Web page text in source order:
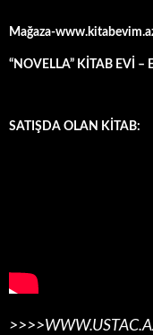
Mağaza-
“NOVELLA” KİTAB EVİ –
SATIŞDA OLAN KİTAB: